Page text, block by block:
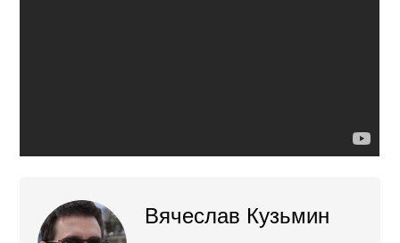
Вячеслав Кузьмин